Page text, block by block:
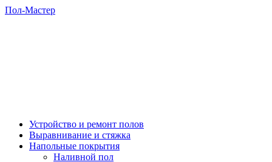
Пол-Мастер
Устройство и ремонт полов
Выравнивание и стяжка
Напольные покрытия
Наливной пол